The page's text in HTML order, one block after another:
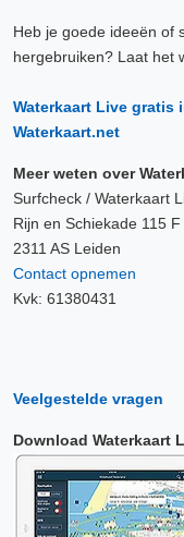
Heb je goede ideeën of
hergebruiken? Laat het
Waterkaart Live gratis
Waterkaart.net
Meer weten over
Surfcheck / Waterkaart
Rijn en Schiekade 115 F
2311 AS Leiden
Contact opnemen
Kvk: 61380431
Veelgestelde vragen
Download Waterkaart